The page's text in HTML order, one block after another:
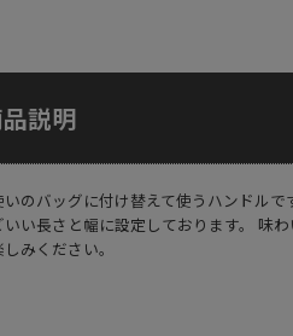
説明
のバッグに付け替えて使うハンドルで
いい長さと幅に設定しております。 味
みください。